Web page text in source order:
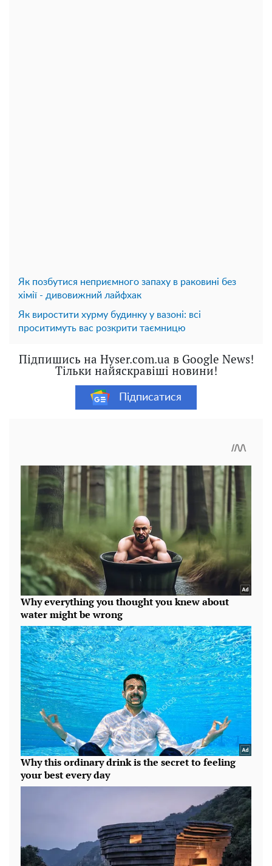
Як позбутися неприємного запаху в раковині без
хімії - дивовижний лайфхак
Як виростити хурму будинку у вазоні: всі
проситимуть вас розкрити таємницю
Підпишись на Hyser.com.ua в Google News!
Тільки найяскравіші новини!
Підписатися